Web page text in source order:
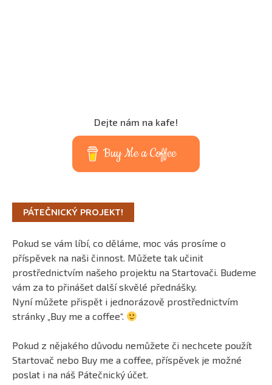
Dejte nám na kafe!
Buy Me a Coffee
PÁTEČNICKÝ PROJEKT!
Pokud se vám líbí, co děláme, moc vás prosíme o
příspěvek na naši činnost. Můžete tak učinit
prostřednictvím našeho projektu na Startovači. Budeme
vám za to přinášet další skvělé přednášky.
Nyní můžete přispět i jednorázově prostřednictvím
stránky „Buy me a coffee“.
Pokud z nějakého důvodu nemůžete či nechcete použít
Startovač nebo Buy me a coffee, příspěvek je možné
poslat i na náš Pátečnický účet.